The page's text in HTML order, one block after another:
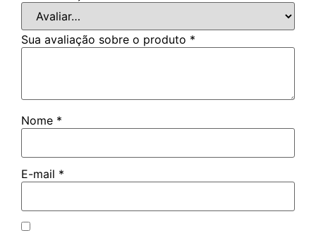
Sua avaliação sobre o produto *
Nome *
E-mail *